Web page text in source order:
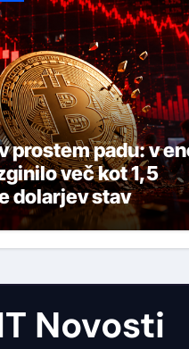
prostem padu: v
več kot 1,5
dolarjev stav
Novosti